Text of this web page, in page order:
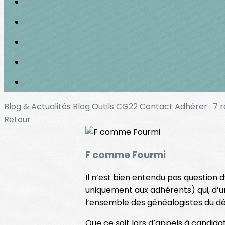
Blog & Actualités Blog Outils CG22Contact Adhérer : 7
Retour
F comme Fourmi
Il n’est bien entendu pas question
uniquement aux adhérents) qui,
l’ensemble des généalogistes du